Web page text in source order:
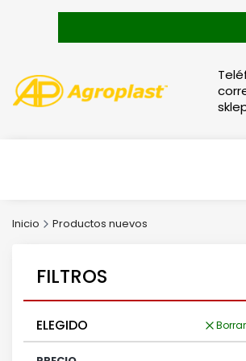
Inicio Productos nuevos
FILTROS
ELEGIDO Borrar